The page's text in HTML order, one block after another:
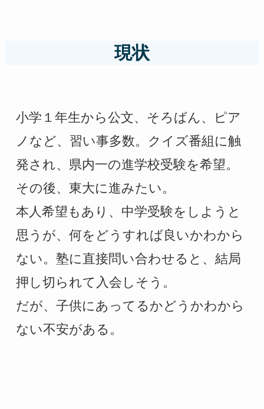
現状
小学１年生から公文、そろばん、ピア
ノなど、習い事多数。クイズ番組に触
発され、県内一の進学校受験を希望。
その後、東大に進みたい。
本人希望もあり、中学受験をしようと
思うが、何をどうすれば良いかわから
ない。塾に直接問い合わせると、結局
押し切られて入会しそう。
だが、子供にあってるかどうかわから
ない不安がある。